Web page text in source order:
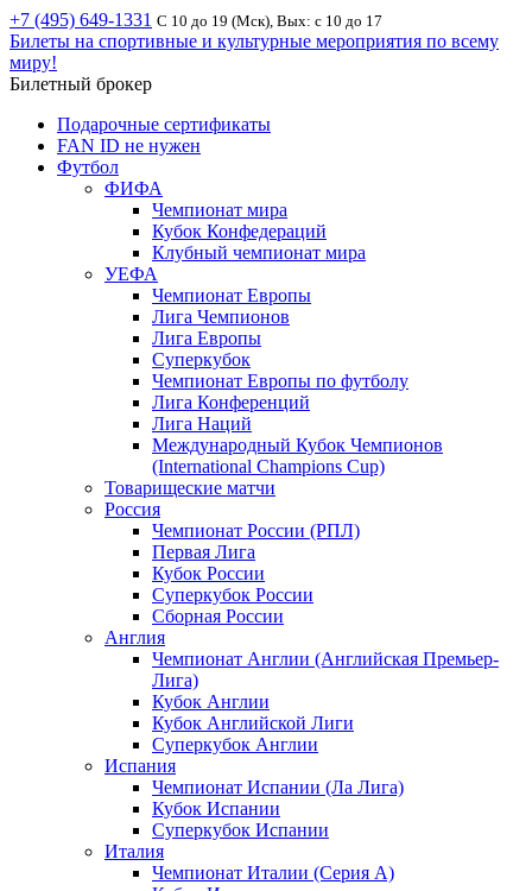
+7 (495) 649-1331 С 10 до 19 (Мск), Вых: с 10 до 17
Билеты на спортивные и культурные мероприятия по всему
миру!
Билетный брокер
Подарочные сертификаты
FAN ID не нужен
Футбол
ФИФА
Чемпионат мира
Кубок Конфедераций
Клубный чемпионат мира
УЕФА
Чемпионат Европы
Лига Чемпионов
Лига Европы
Суперкубок
Чемпионат Европы по футболу
Лига Конференций
Лига Наций
Международный Кубок Чемпионов
(International Champions Cup)
Товарищеские матчи
Россия
Чемпионат России (РПЛ)
Первая Лига
Кубок России
Суперкубок России
Сборная России
Англия
Чемпионат Англии (Английская Премьер-
Лига)
Кубок Англии
Кубок Английской Лиги
Суперкубок Англии
Испания
Чемпионат Испании (Ла Лига)
Кубок Испании
Суперкубок Испании
Италия
Чемпионат Италии (Серия А)